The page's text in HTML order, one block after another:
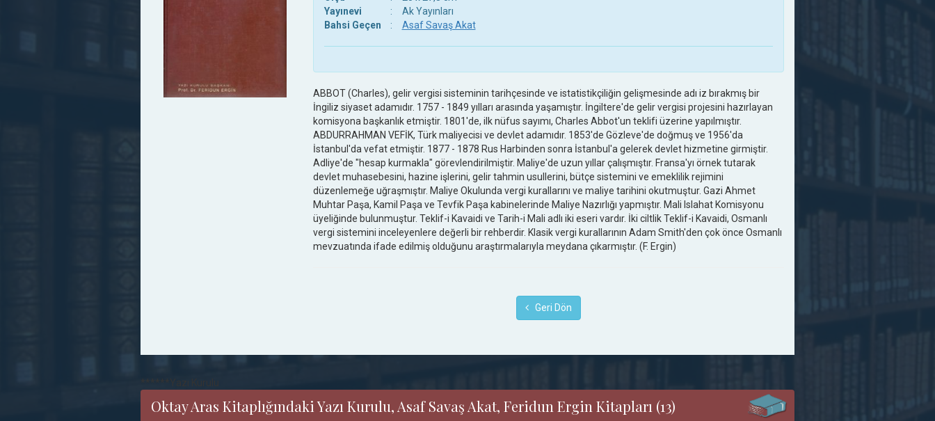
Yayınevi
:
Ak Yayınları
Bahsi Geçen
: Asaf Savaş Akat
ABBOT (Charles), gelir vergisi sisteminin tarihçesinde ve istatistikçiliğin gelişmesinde adı iz bırakmış bir
İngiliz siyaset adamıdır. 1757 - 1849 yılları arasında yaşamıştır. İngiltere'de gelir vergisi projesini hazırlayan
komisyona başkanlık etmiştir. 1801'de, ilk nüfus sayımı, Charles Abbot'un teklifi üzerine yapılmıştır.
ABDURRAHMAN VEFİK, Türk maliyecisi ve devlet adamıdır. 1853'de Gözleve'de doğmuş ve 1956'da
İstanbul'da vefat etmiştir. 1877 - 1878 Rus Harbinden sonra İstanbul'a gelerek devlet hizmetine girmiştir.
Adliye'de "hesap kurmakla" görevlendirilmiştir. Maliye'de uzun yıllar çalışmıştır. Fransa'yı örnek tutarak
devlet muhasebesini, hazine işlerini, gelir tahmin usullerini, bütçe sistemini ve emeklilik rejimini
düzenlemeğe uğraşmıştır. Maliye Okulunda vergi kurallarını ve maliye tarihini okutmuştur. Gazi Ahmet
Muhtar Paşa, Kamil Paşa ve Tevfik Paşa kabinelerinde Maliye Nazırlığı yapmıştır. Mali Islahat Komisyonu
üyeliğinde bulunmuştur. Teklif-i Kavaidi ve Tarih-i Mali adlı iki eseri vardır. İki ciltlik Teklif-i Kavaidi, Osmanlı
vergi sistemini inceleyenlere değerli bir rehberdir. Klasik vergi kurallarının Adam Smith'den çok önce Osmanlı
mevzuatında ifade edilmiş olduğunu araştırmalarıyla meydana çıkarmıştır. (F. Ergin)
Geri Dön
Oktay Aras Kitaplığındaki Yazı Kurulu, Asaf Savaş Akat, Feridun Ergin Kitapları (13)